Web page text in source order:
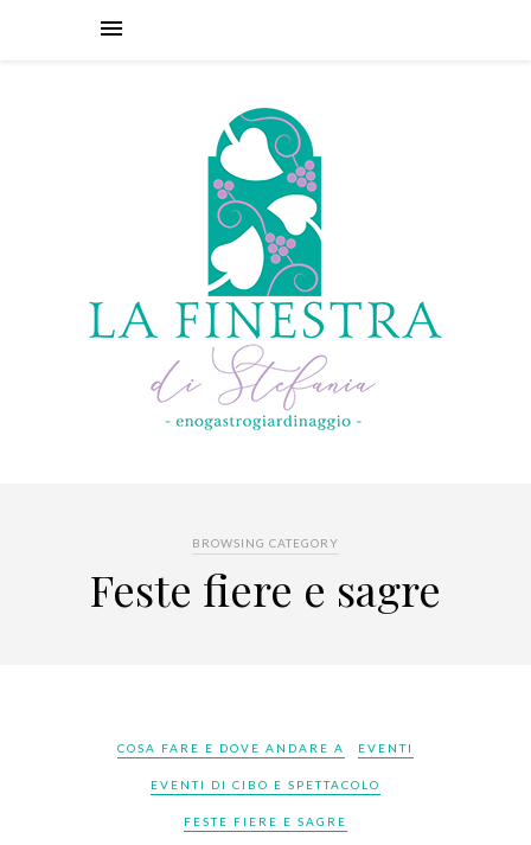
BROWSING CATEGORY
Feste fiere e sagre
COSA FARE E DOVE ANDARE A EVENTI
EVENTI DI CIBO E SPETTACOLO
FESTE FIERE E SAGRE